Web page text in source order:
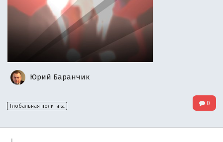
Юрий Баранчик
Глобальная политика 0